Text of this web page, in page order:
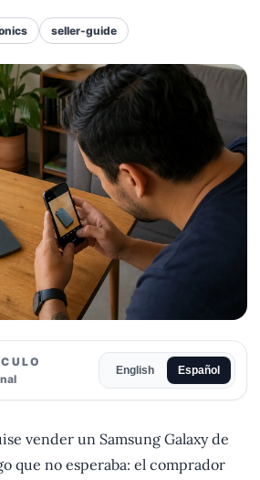
seller-guide
English Español
vender un Samsung Galaxy de
que no esperaba: el comprador